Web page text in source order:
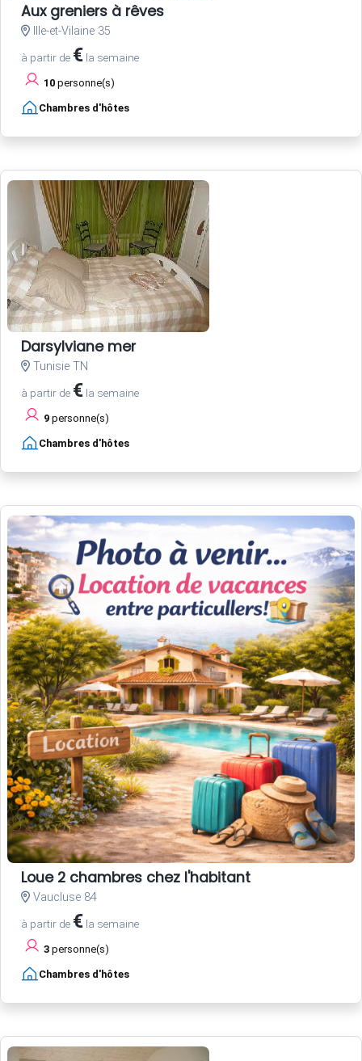
Aux greniers à rêves
Ille-et-Vilaine 35
à partir de € la semaine
10 personne(s)
Chambres d'hôtes
Darsylviane mer
Tunisie TN
à partir de € la semaine
9 personne(s)
Chambres d'hôtes
Loue 2 chambres chez l'habitant
Vaucluse 84
à partir de € la semaine
3 personne(s)
Chambres d'hôtes